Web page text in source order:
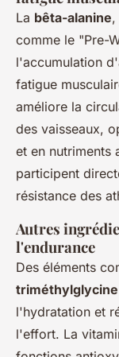
La bêta-alanine,
comme le "Pre-
l'accumulation
fatigue
améliore la
des vaisseaux,
et en nutriments
participent
résistance des
Autres
l'endurance
Des éléments
triméthylglycine
l'hydratation et
l'effort. La